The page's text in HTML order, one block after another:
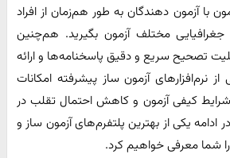
با آزمون دهندگان به طور هم‌زمان از افراد
مختلف آزمون بگیرید. هم‌چنین
تصحیح سریع و دقیق پاسخنامه‌ها و ارائه
از نرم‌افزارهای آزمون ساز پیشرفته امکانات
شرایط کیفی آزمون و کاهش احتمال تقلب در
ادامه یکی از بهترین پلتفرم‌های آزمون ساز و
را شما معرفی خواهیم کرد.